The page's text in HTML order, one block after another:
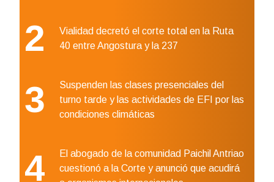
2
Vialidad decretó el corte total en la Ruta
40 entre Angostura y la 237
3
Suspenden las clases presenciales del
turno tarde y las actividades de EFI por las
condiciones climáticas
4
El abogado de la comunidad Paichil Antriao
cuestionó a la Corte y anunció que acudirá